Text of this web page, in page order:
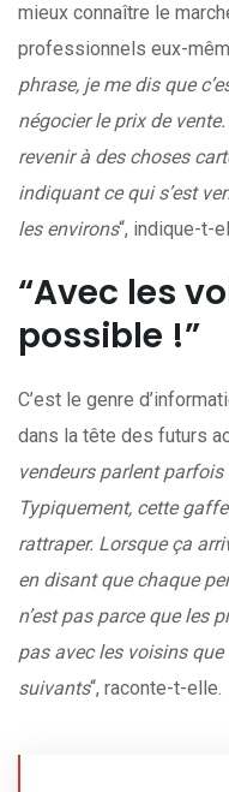
mieux connaître le
professionnels eux-
phrase, je me dis que
négocier le prix de
revenir à des choses
indiquant ce qui s’est
les environs“, indique-t-
“Avec les
possible !”
C’est le genre
dans la tête des futurs
vendeurs parlent parfois
Typiquement, cette
rattraper. Lorsque ça
en disant que chaque
n’est pas parce que les
pas avec les voisins
suivants“, raconte-t-elle.